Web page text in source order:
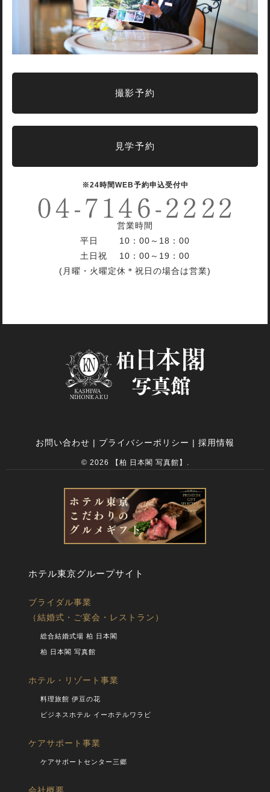
撮影予約
見学予約
※24時間WEB予約申込受付中
営業時間
平日 10：00～18：00
土日祝 10：00～19：00
(月曜・火曜定休＊祝日の場合は営業)
お問い合わせ | プライバシーポリシー | 採用情報
© 2026 【柏 日本閣 写真館】.
ホテル東京グループサイト
ブライダル事業
（結婚式・ご宴会・レストラン）
総合結婚式場 柏 日本閣
柏 日本閣 写真館
ホテル・リゾート事業
料理旅館 伊豆の花
ビジネスホテル イーホテルワラビ
ケアサポート事業
ケアサポートセンター三郷